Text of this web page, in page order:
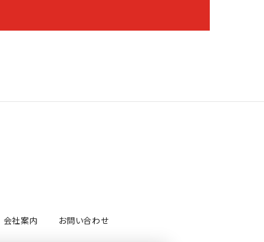
会社案内 お問い合わせ